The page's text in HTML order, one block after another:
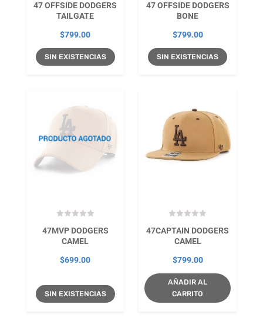
47 OFFSIDE DODGERS
TAILGATE
$799.00
SIN EXISTENCIAS
47 OFFSIDE DODGERS
BONE
$799.00
SIN EXISTENCIAS
47MVP DODGERS
CAMEL
$699.00
SIN EXISTENCIAS
47CAPTAIN DODGERS
CAMEL
$799.00
AÑADIR AL
CARRITO